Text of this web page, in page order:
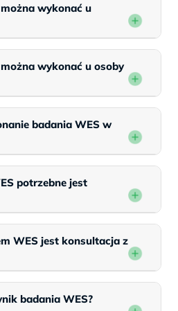
wykonać u
wykonać u osoby
badania WES w
potrzebne jest
WES jest konsultacja z
badania WES?